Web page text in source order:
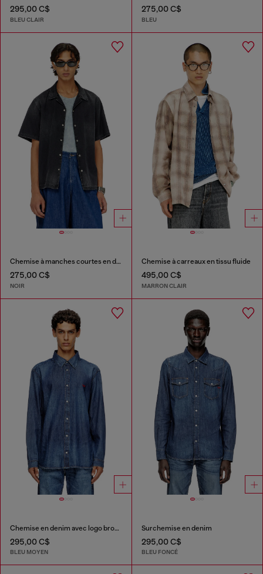
295,00 C$
BLEU CLAIR
275,00 C$
BLEU
Chemise à manches courtes en denim
275,00 C$
NOIR
Chemise à carreaux en tissu fluide
495,00 C$
MARRON CLAIR
Chemise en denim avec logo brodé
295,00 C$
BLEU MOYEN
Surchemise en denim
295,00 C$
BLEU FONCÉ